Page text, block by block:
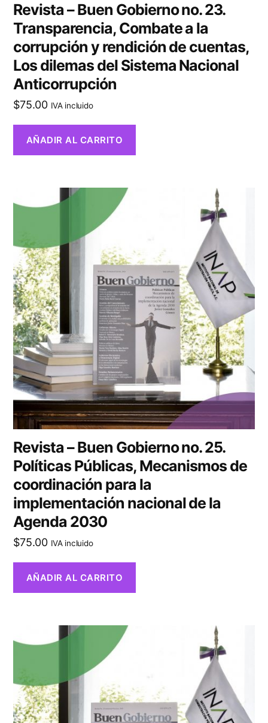
Revista – Buen Gobierno no. 23.
Transparencia, Combate a la
corrupción y rendición de cuentas,
Los dilemas del Sistema Nacional
Anticorrupción
$75.00 IVA incluido
AÑADIR AL CARRITO
Revista – Buen Gobierno no. 25.
Políticas Públicas, Mecanismos de
coordinación para la
implementación nacional de la
Agenda 2030
$75.00 IVA incluido
AÑADIR AL CARRITO